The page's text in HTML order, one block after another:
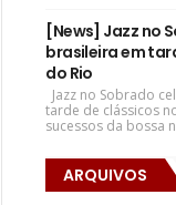
[News] Jazz no
brasileira em
do Rio
Jazz no Sobrado
tarde de clássicos
sucessos da bossa
ARQUIVOS